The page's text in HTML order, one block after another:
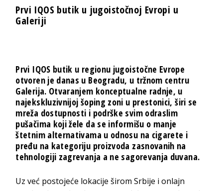
Prvi IQOS butik u jugoistočnoj Evropi u
Galeriji
Prvi IQOS butik u regionu jugoistočne Evrope
otvoren je danas u Beogradu, u tržnom centru
Galerija. Otvaranjem konceptualne radnje, u
najekskluzivnijoj šoping zoni u prestonici, širi se
mreža dostupnosti i podrške svim odraslim
pušačima koji žele da se informišu o manje
štetnim alternativama u odnosu na cigarete i
pređu na kategoriju proizvoda zasnovanih na
tehnologiji zagrevanja a ne sagorevanja duvana.
Uz već postojeće lokacije širom Srbije i onlajn